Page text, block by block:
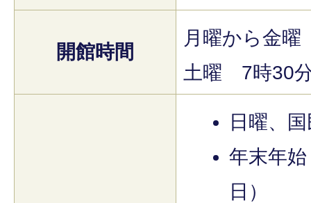
開館時間
月曜から金
土曜 7時30
日曜、
年末年
日）